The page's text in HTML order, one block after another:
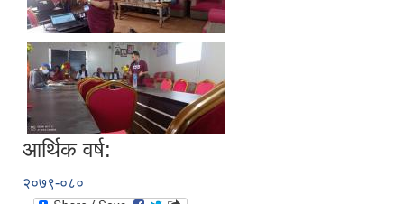
आर्थिक वर्ष:
२०७९-०८०